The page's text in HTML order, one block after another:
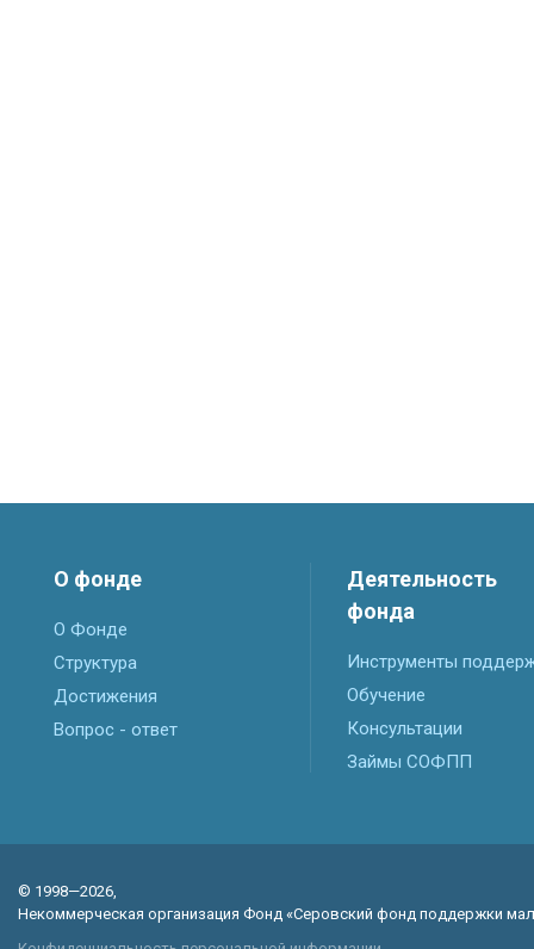
О фонде
О Фонде
Структура
Достижения
Вопрос - ответ
Деятельность
фонда
Инструменты
Обучение
Консультации
Займы СОФПП
© 1998—2026,
Некоммерческая организация Фонд «Серовский фонд поддержки